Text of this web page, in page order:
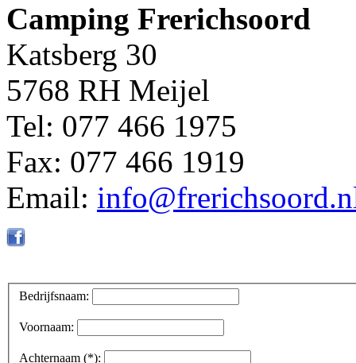
Camping Frerichsoord
Katsberg 30
5768 RH Meijel
Tel: 077 466 1975
Fax: 077 466 1919
Email:
Bedrijfsnaam:
Voornaam:
Achternaam (*):